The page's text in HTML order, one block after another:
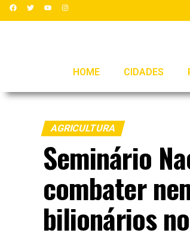
HOME CIDADES
AGRICULTURA
Seminário
combater
bilionários